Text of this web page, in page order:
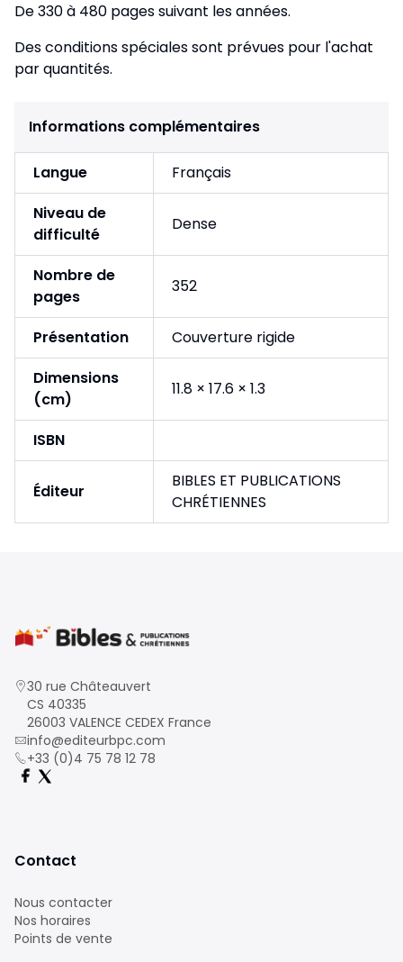
De 330 à 480 pages suivant les années.
Des conditions spéciales sont prévues pour l'achat
par quantités.
Informations complémentaires
Langue
Français
Niveau de
difficulté
Dense
Nombre de
pages
352
Présentation
Couverture rigide
Dimensions
(cm)
11.8 × 17.6 × 1.3
ISBN
Éditeur
BIBLES ET PUBLICATIONS
CHRÉTIENNES
30 rue Châteauvert
CS 40335
26003 VALENCE CEDEX France
info@editeurbpc.com
+33 (0)4 75 78 12 78
Contact
Nous contacter
Nos horaires
Points de vente